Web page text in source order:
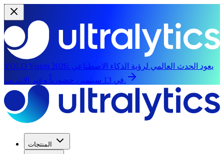
YOLO Vision 2026: يعود الحدث العالمي لرؤية الذكاء الاصطناعي
في 13 سبتمبر، حضورياً وعبر الإنترنت.
المنتجات